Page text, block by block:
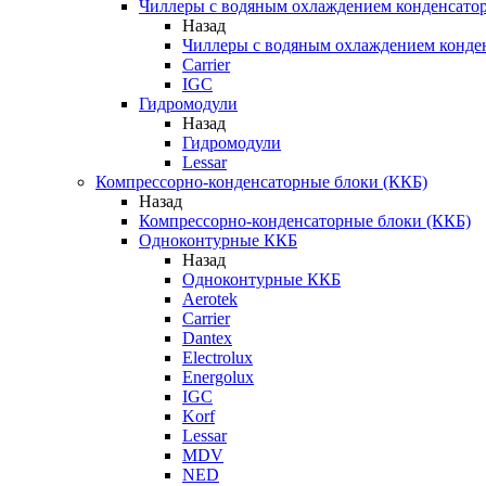
Чиллеры с водяным охлаждением
Назад
Чиллеры с водяным охлаждением
Carrier
IGC
Гидромодули
Назад
Гидромодули
Lessar
Компрессорно-конденсаторные блоки (ККБ)
Назад
Компрессорно-конденсаторные блоки (ККБ)
Одноконтурные ККБ
Назад
Одноконтурные ККБ
Aerotek
Carrier
Dantex
Electrolux
Energolux
IGC
Korf
Lessar
MDV
NED